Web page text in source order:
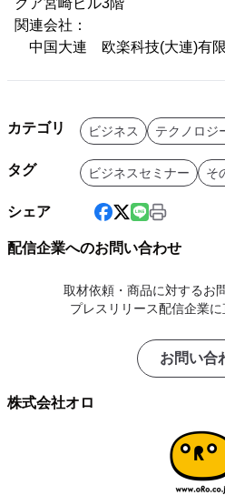
クア宮崎ビル3階
関連会社：
中国大連 欧楽科技(大連)有限
カテゴリ ビジネス テクノロジ
タグ ビジネスセミナー そ
シェア
配信企業へのお問い合わせ
取材依頼・商品に対するお
プレスリリース配信企業に
お問い合
株式会社オロ